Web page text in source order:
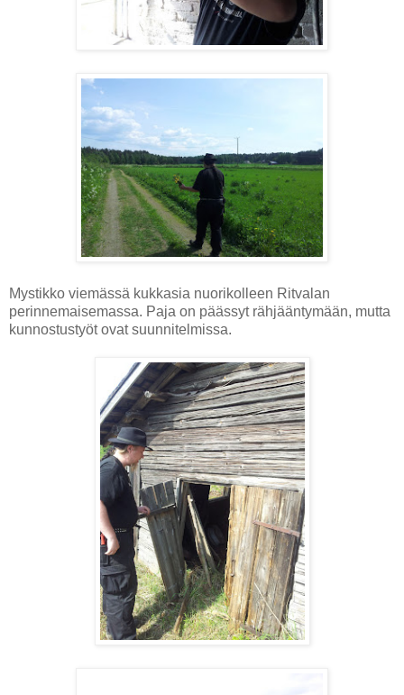
Mystikko viemässä kukkasia nuorikolleen Ritvalan
perinnemaisemassa. Paja on päässyt rähjääntymään, mutta
kunnostustyöt ovat suunnitelmissa.